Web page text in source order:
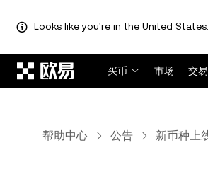
Looks like you're in the United
买币
市场 交易
帮助中心 公告 新币种上